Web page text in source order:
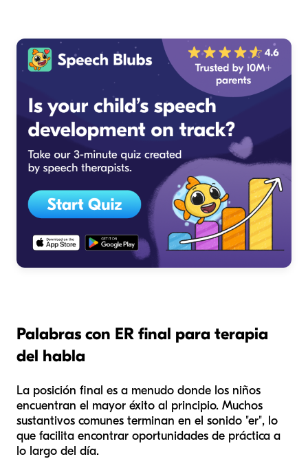
Palabras con ER final para terapia
del habla
La posición final es a menudo donde los niños
encuentran el mayor éxito al principio. Muchos
sustantivos comunes terminan en el sonido "er", lo
que facilita encontrar oportunidades de práctica a
lo largo del día.